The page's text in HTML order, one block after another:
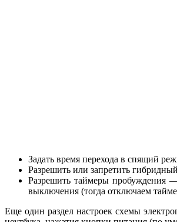
Задать время перехода в спящий
Разрешить или запретить
Разрешить таймеры пробуждения
выключения (тогда отключаем
Еще один раздел настроек схемы